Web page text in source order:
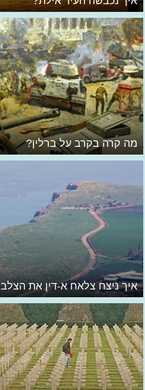
מה קרה בקרב על ברלין?
איך ניצח צלאח א-דין את